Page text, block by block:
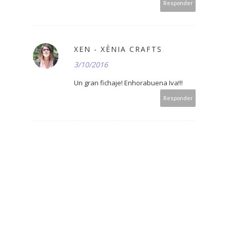
Responder
XEN - XÈNIA CRAFTS
3/10/2016
Un gran fichaje! Enhorabuena Iva!!!
Responder